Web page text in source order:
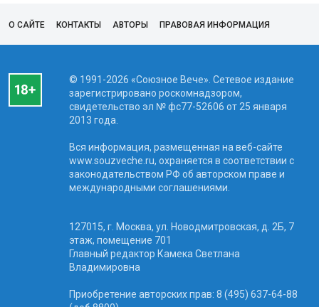
О САЙТЕ КОНТАКТЫ АВТОРЫ ПРАВОВАЯ ИНФОРМАЦИЯ
© 1991-2026 «Союзное Вече». Сетевое издание
зарегистрировано роскомнадзором,
свидетельство эл № фc77-52606 от 25 января
2013 года.
Вся информация, размещенная на веб-сайте
www.souzveche.ru, охраняется в соответствии с
законодательством РФ об авторском праве и
международными соглашениями.
127015, г. Москва, ул. Новодмитровская, д. 2Б, 7
этаж, помещение 701
Главный редактор Камека Светлана
Владимировна
Приобретение авторских прав: 8 (495) 637-64-88